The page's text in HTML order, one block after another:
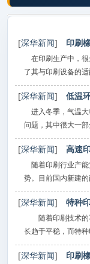
[深华新闻] 印刷
在印刷生产中，
了其与印刷设备的
与设备不匹配，也
大、橡皮布提前损
不
[深华新闻] 低温
进入冬季，气温大
问题，其中很大一
橡皮布的主要成分
变脆，进而影响油
[深华新闻] 高速
随着印刷行业产
势。目前国内新建
转以上的高速轮转
印刷速度的大幅提
[深华新闻] 特种
随着印刷技术的
长趋于平稳，而特
刷、3D 立体印刷、
印刷耗材提出了更
[深华新闻] 印刷